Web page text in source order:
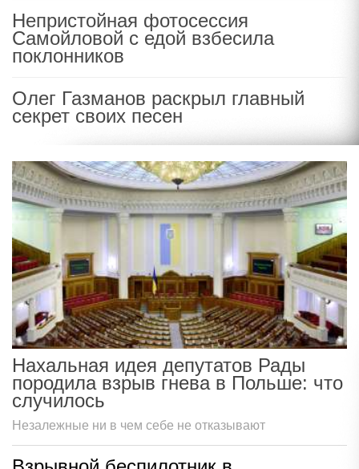
Непристойная фотосессия
Самойловой с едой взбесила
поклонников
Олег Газманов раскрыл главный
секрет своих песен
Нахальная идея депутатов Рады
породила взрыв гнева в Польше: что
случилось
Незалежные ни в чем себе не отказывают